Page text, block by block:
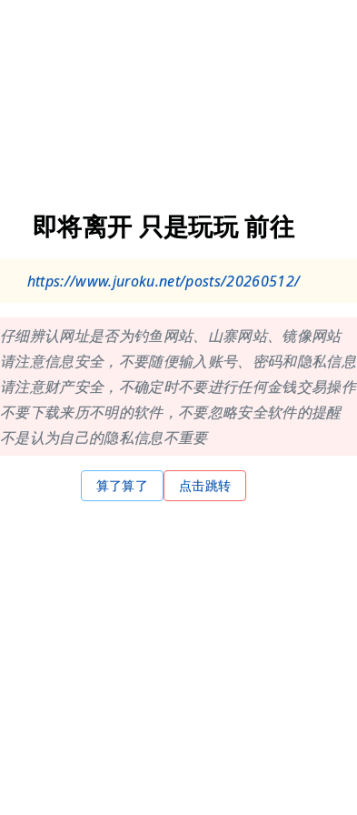
即将离开 只是玩玩 前往
https://www.juroku.net/posts/20260512/
仔细辨认网址是否为钓鱼网站、山寨网站、镜像网站
请注意信息安全，不要随便输入账号、密码和隐私信息
请注意财产安全，不确定时不要进行任何金钱交易操作
不要下载来历不明的软件，不要忽略安全软件的提醒
不是认为自己的隐私信息不重要
算了算了 点击跳转